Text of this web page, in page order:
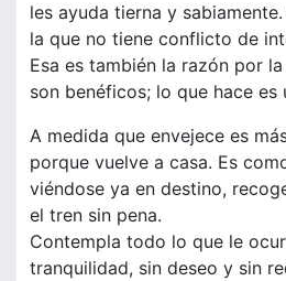
les ayuda tierna y
la que no tiene conflicto de
Esa es también la razón por
son benéficos; lo que hace es
A medida que envejece es
porque vuelve a casa. Es
viéndose ya en destino,
el tren sin pena.
Contempla todo lo que le
tranquilidad, sin deseo y sin